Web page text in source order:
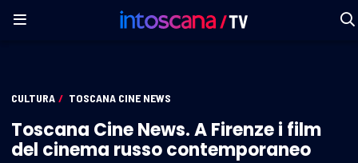
CULTURA / TOSCANA CINE NEWS
Toscana Cine News. A Firenze i film
del cinema russo contemporaneo